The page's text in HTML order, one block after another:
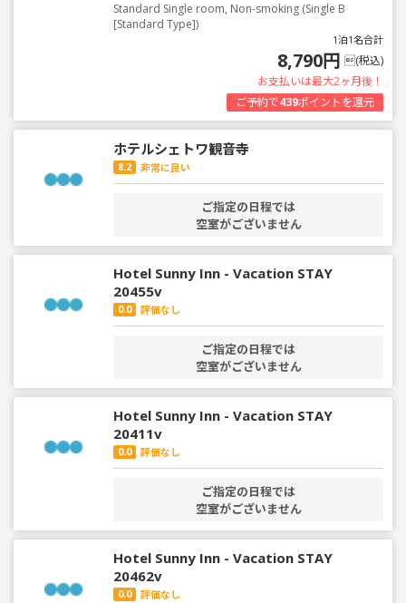
Standard Single room, Non-smoking (Single B
[Standard Type])
1泊1名合計
8,790円 (税込)
お支払いは最大2ヶ月後！
ご予約で439ポイントを還元
ホテルシェトワ観音寺
8.2 非常に良い
ご指定の日程では
空室がございません
Hotel Sunny Inn - Vacation STAY
20455v
0.0 評価なし
ご指定の日程では
空室がございません
Hotel Sunny Inn - Vacation STAY
20411v
0.0 評価なし
ご指定の日程では
空室がございません
Hotel Sunny Inn - Vacation STAY
20462v
0.0 評価なし